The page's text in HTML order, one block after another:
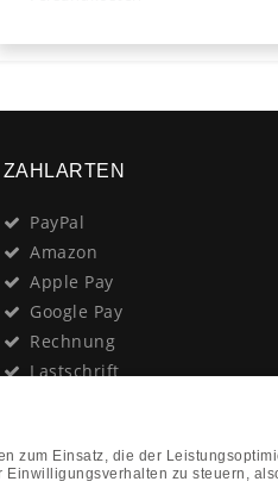
ZAHLARTEN
PayPal
Amazon
Apple Pay
Google Pay
Rechnung
Lastschrift
Nachnahme